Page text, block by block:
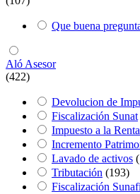
Que buena
Aló Asesor
(422)
Devolucion de
Fiscalización Sunat
Impuesto a la Renta
Incremento
Lavado de activos
Tributación (193)
Fiscalización